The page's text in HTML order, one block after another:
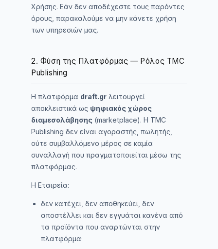
Χρήσης. Εάν δεν αποδέχεστε τους παρόντες
όρους, παρακαλούμε να μην κάνετε χρήση
των υπηρεσιών μας.
2. Φύση της Πλατφόρμας — Ρόλος TMC
Publishing
Η πλατφόρμα draft.gr λειτουργεί
αποκλειστικά ως ψηφιακός χώρος
διαμεσολάβησης (marketplace). Η TMC
Publishing δεν είναι αγοραστής, πωλητής,
ούτε συμβαλλόμενο μέρος σε καμία
συναλλαγή που πραγματοποιείται μέσω της
πλατφόρμας.
Η Εταιρεία:
δεν κατέχει, δεν αποθηκεύει, δεν
αποστέλλει και δεν εγγυάται κανένα από
τα προϊόντα που αναρτώνται στην
πλατφόρμα·